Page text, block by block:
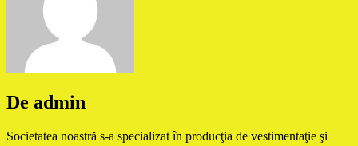
De admin
Societatea noastră s-a specializat în producţia de vestimentaţie şi